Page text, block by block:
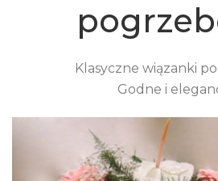
Klasyczne wiązanki
Godne i